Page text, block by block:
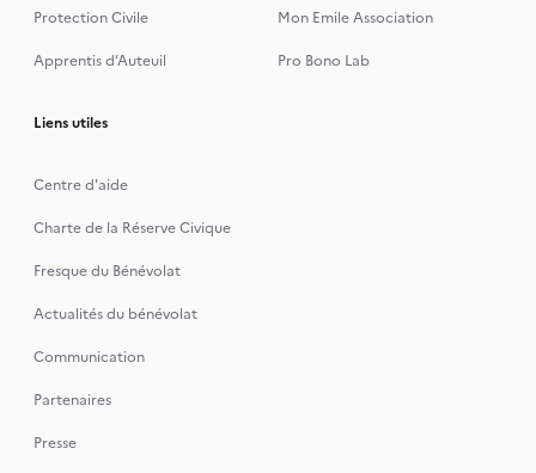
Protection Civile
Mon Emile Association
Apprentis d’Auteuil
Pro Bono Lab
Liens utiles
Centre d'aide
Charte de la Réserve Civique
Fresque du Bénévolat
Actualités du bénévolat
Communication
Partenaires
Presse